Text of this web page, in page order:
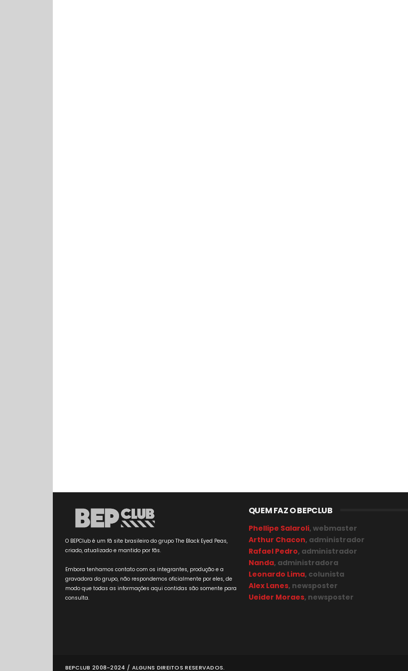
O BEPClub é um fã site brasileiro do grupo The Black Eyed Peas,
criado, atualizado e mantido por fãs.
Embora tenhamos contato com os integrantes, produção e a
gravadora do grupo, não respondemos oficialmente por eles, de
modo que todas as informações aqui contidas são somente para
consulta.
QUEM FAZ O BEPCLUB
Phellipe Salaroli, webmaster
Arthur Chacon, administrador
Rafael Pedro, administrador
Nanda, administradora
Leonardo Lima, colunista
Alex Lanes, newsposter
Ueider Moraes, newsposter
BEPCLUB 2008-2024 / ALGUNS DIREITOS RESERVADOS.